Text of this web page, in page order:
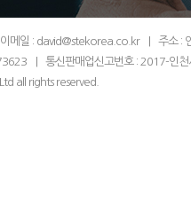
이메일 : david@stekorea.co.kr
주소 :
통신판매업신고번호 : 2017-인
all rights reserved.